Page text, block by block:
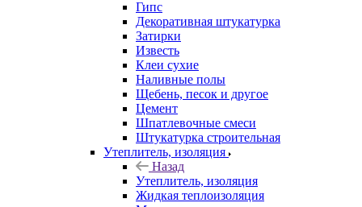
Гипс
Декоративная штукатурка
Затирки
Известь
Клеи сухие
Наливные полы
Щебень, песок и другое
Цемент
Шпатлевочные смеси
Штукатурка строительная
Утеплитель, изоляция
Назад
Утеплитель, изоляция
Жидкая теплоизоляция